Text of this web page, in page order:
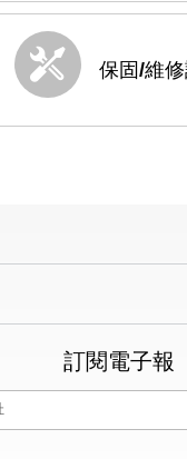
保固/維修
訂閱電子報